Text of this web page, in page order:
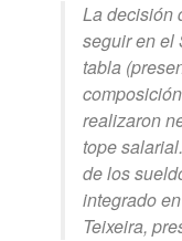
La decisión
seguir en el
tabla
realizaron
tope
de los
integrado
Teixeira,